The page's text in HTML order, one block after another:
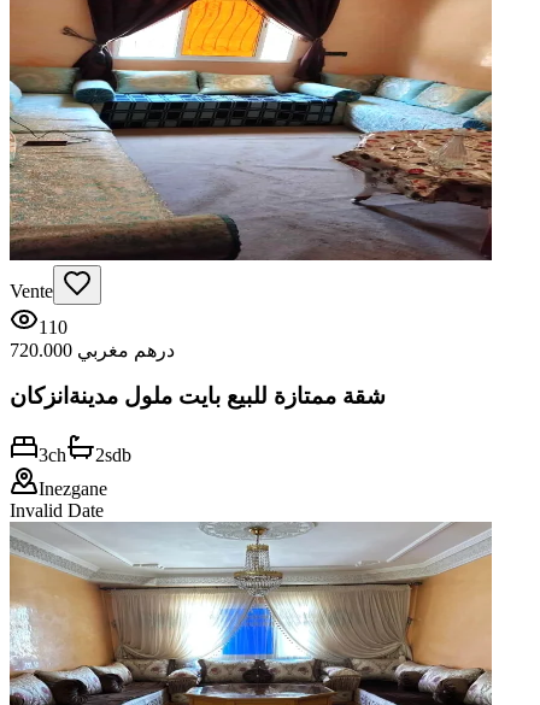
Vente
110
720.000 درهم مغربي
شقة ممتازة للبيع بايت ملول مدينةانزكان
3ch 2sdb
Inezgane
Invalid Date